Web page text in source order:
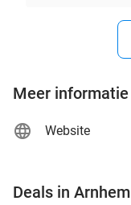
Meer informatie
Website
Deals in Arnhem